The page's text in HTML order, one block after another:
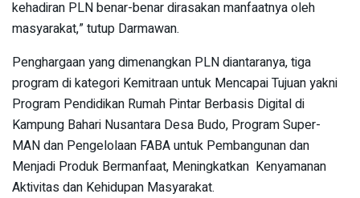
kehadiran PLN benar-benar dirasakan manfaatnya oleh
masyarakat,” tutup Darmawan.
Penghargaan yang dimenangkan PLN diantaranya, tiga
program di kategori Kemitraan untuk Mencapai Tujuan yakni
Program Pendidikan Rumah Pintar Berbasis Digital di
Kampung Bahari Nusantara Desa Budo, Program Super-
MAN dan Pengelolaan FABA untuk Pembangunan dan
Menjadi Produk Bermanfaat, Meningkatkan Kenyamanan
Aktivitas dan Kehidupan Masyarakat.